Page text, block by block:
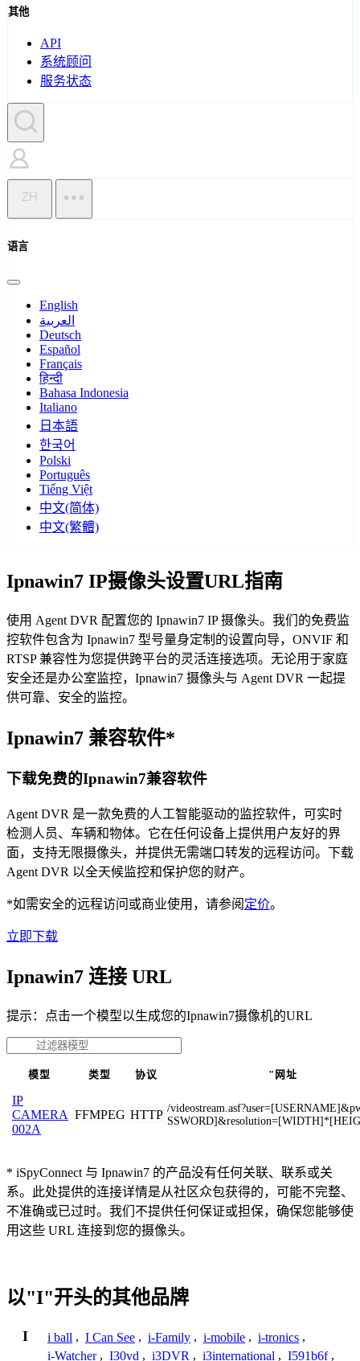
其他
API
系统顾问
服务状态
ZH
语言
English
العربية
Deutsch
Español
Français
हिन्दी
Bahasa Indonesia
Italiano
日本語
한국어
Polski
Português
Tiếng Việt
中文(简体)
中文(繁體)
Ipnawin7 IP摄像头设置URL指南
使用 Agent DVR 配置您的 Ipnawin7 IP 摄像头。我们的免费监
控软件包含为 Ipnawin7 型号量身定制的设置向导，ONVIF 和
RTSP 兼容性为您提供跨平台的灵活连接选项。无论用于家庭
安全还是办公室监控，Ipnawin7 摄像头与 Agent DVR 一起提
供可靠、安全的监控。
Ipnawin7 兼容软件*
下载免费的Ipnawin7兼容软件
Agent DVR 是一款免费的人工智能驱动的监控软件，可实时
检测人员、车辆和物体。它在任何设备上提供用户友好的界
面，支持无限摄像头，并提供无需端口转发的远程访问。下载
Agent DVR 以全天候监控和保护您的财产。
*如需安全的远程访问或商业使用，请参阅 定价。
立即下载
Ipnawin7 连接 URL
提示：点击一个模型以生成您的Ipnawin7摄像机的URL
模型 类型 协议 "网址
IP
CAMERA
002A
FFMPEG HTTP /
* iSpyConnect 与 Ipnawin7 的产品没有任何关联、联系或关
系。此处提供的连接详情是从社区众包获得的，可能不完整、
不准确或已过时。我们不提供任何保证或担保，确保您能够使
用这些 URL 连接到您的摄像头。
以"I"开头的其他品牌
I i ball , I Can See , i-Family , i-mobile , i-tronics ,
i-Watcher , I30vd , i3DVR , i3international , I591b6f ,